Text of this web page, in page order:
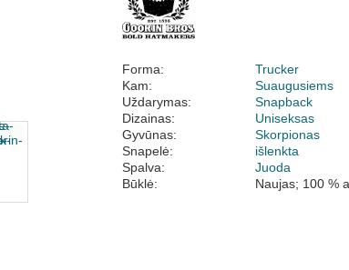
Forma:
Trucker
Kam:
Suaugusiems
Uždarymas:
Snapback
Dizainas:
Uniseksas
Gyvūnas:
Skorpionas
Snapelė:
išlenkta
Spalva:
Juoda
Būklė:
Naujas; 100 %